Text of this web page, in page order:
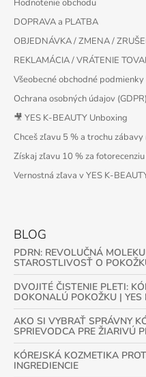
Hodnotenie obchodu
DOPRAVA a PLATBA
OBJEDNÁVKA / ZMENA /
REKLAMÁCIA / VRÁTENIE
Všeobecné obchodné podmienky
Ochrana osobných údajov (GDPR)
🎥 YES K-BEAUTY Unboxing
Chceš zľavu 5 % a trochu zábavy
Získaj zľavu 10 % za fotorecenziu
Vernostná zľava v YES K-
BLOG
PDRN: REVOLUČNÁ
STAROSTLIVOSŤ O
DVOJITÉ ČISTENIE PLETI:
DOKONALÚ POKOŽKU | YES
AKO SI VYBRAŤ SPRÁVNY
SPRIEVODCA PRE ŽIARIVÚ
KÓREJSKÁ KOZMETIKA
INGREDIENCIE